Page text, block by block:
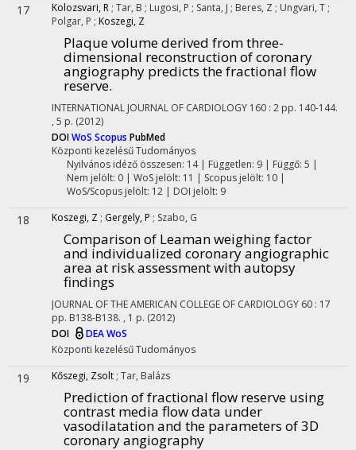
17 Kolozsvari, R ; Tar, B ; Lugosi, P ; Santa, J ; Beres, Z ; Ungvari, T ;
Polgar, P ; Koszegi, Z
Plaque volume derived from three-
dimensional reconstruction of coronary
angiography predicts the fractional flow
reserve.
INTERNATIONAL JOURNAL OF CARDIOLOGY 160 : 2 pp. 140-144.
, 5 p. (2012)
DOIWoS Scopus PubMed
Központi kezelésűTudományos
Nyilvános idéző összesen: 14| Független: 9 | Függő: 5 |
Nem jelölt: 0 | WoS jelölt: 11 | Scopus jelölt: 10 |
WoS/Scopus jelölt: 12 | DOI jelölt: 9
18 Koszegi, Z ; Gergely, P ; Szabo, G
Comparison of Leaman weighing factor
and individualized coronary angiographic
area at risk assessment with autopsy
findings
JOURNAL OF THE AMERICAN COLLEGE OF CARDIOLOGY 60 : 17
pp. B138-B138. , 1 p. (2012)
DOI
DEAWoS
Központi kezelésűTudományos
19 Kőszegi, Zsolt ; Tar, Balázs
Prediction of fractional flow reserve using
contrast media flow data under
vasodilatation and the parameters of 3D
coronary angiography